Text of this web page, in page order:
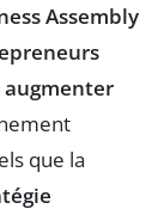
Assembly
augmenter
que la